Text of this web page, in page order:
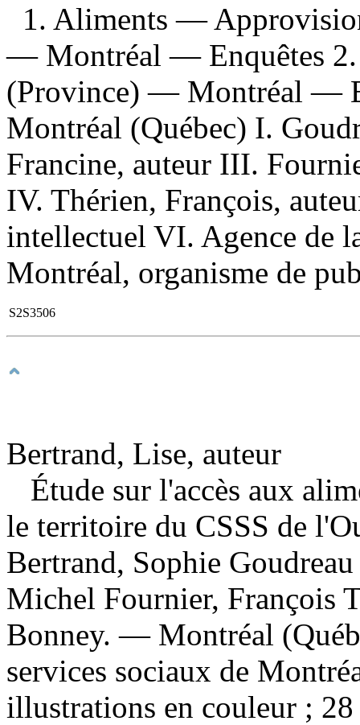
1. Aliments —
— Montréal — Enquêtes
(Province) — Montréal —
Montréal (Québec) I.
Francine, auteur III.
IV. Thérien, François,
intellectuel VI. Agence de
Montréal, organisme de
S2S3506
Bertrand, Lise, auteur
Étude sur l'accès aux
le territoire du CSSS de
Bertrand, Sophie
Michel Fournier, François
Bonney. — Montréal
services sociaux de
illustrations en couleur ;